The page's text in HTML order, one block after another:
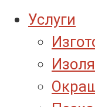
Услуги